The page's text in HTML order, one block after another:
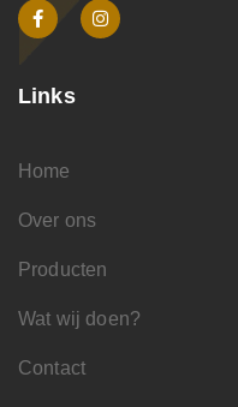
Links
Home
Over ons
Producten
Wat wij doen?
Contact